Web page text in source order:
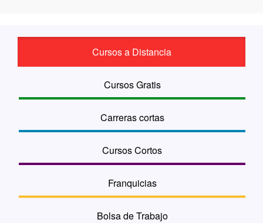
Cursos a Distancia
Cursos Gratis
Carreras cortas
Cursos Cortos
Franquicias
Bolsa de Trabajo